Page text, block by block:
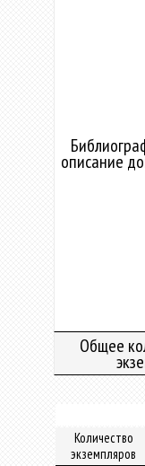
описание
Общее
Количество
экземпляров